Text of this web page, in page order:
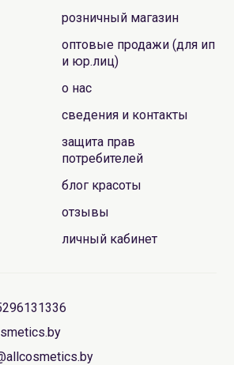
розничный магазин
оптовые продажи (для ип
и юр.лиц)
о нас
сведения и контакты
защита прав
потребителей
блог красоты
отзывы
личный кабинет